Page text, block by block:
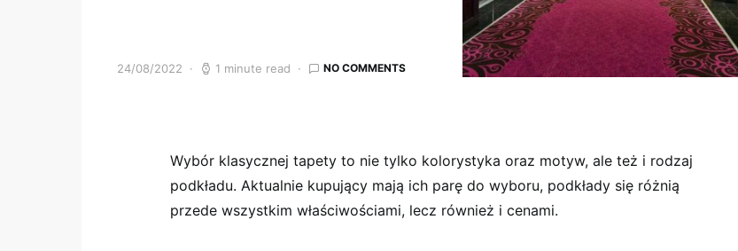
24/08/2022 1 minute read NO COMMENTS
Wybór klasycznej tapety to nie tylko kolorystyka oraz motyw, ale też i rodzaj
podkładu. Aktualnie kupujący mają ich parę do wyboru, podkłady się różnią
przede wszystkim właściwościami, lecz również i cenami.